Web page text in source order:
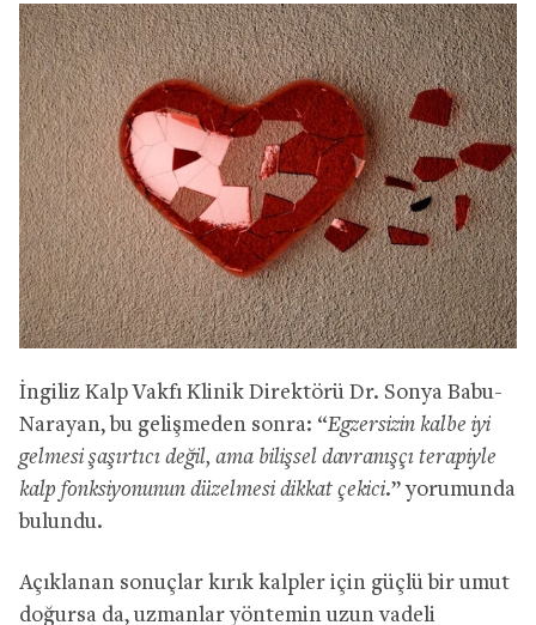
İngiliz Kalp Vakfı Klinik Direktörü Dr. Sonya Babu-
Narayan, bu gelişmeden sonra: “Egzersizin kalbe iyi
gelmesi şaşırtıcı değil, ama bilişsel davranışçı terapiyle
kalp fonksiyonunun düzelmesi dikkat çekici.” yorumunda
bulundu.
Açıklanan sonuçlar kırık kalpler için güçlü bir umut
doğursa da, uzmanlar yöntemin uzun vadeli